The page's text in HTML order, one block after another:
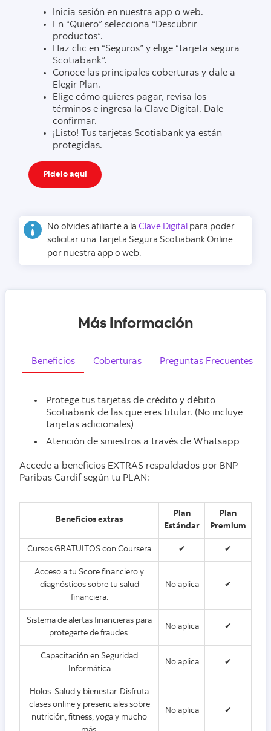
Inicia sesión en nuestra app o web.
En “Quiero” selecciona “Descubrir
productos”.
Haz clic en “Seguros” y elige “tarjeta segura
Scotiabank”.
Conoce las principales coberturas y dale a
Elegir Plan.
Elige cómo quieres pagar, revisa los
términos e ingresa la Clave Digital. Dale
confirmar.
¡Listo! Tus tarjetas Scotiabank ya están
protegidas.
Pídelo aquí
No olvides afiliarte a la Clave Digital para poder
solicitar una Tarjeta Segura Scotiabank Online
por nuestra app o web.
Más Información
Beneficios Coberturas Preguntas Frecuentes
Protege tus tarjetas de crédito y débito
Scotiabank de las que eres titular. (No incluye
tarjetas adicionales)
Atención de siniestros a través de Whatsapp
Accede a beneficios EXTRAS respaldados por BNP
Paribas Cardif según tu PLAN:
Beneficios extras
Plan
Estándar
Plan
Premium
Cursos GRATUITOS con Coursera ✔ ✔
Acceso a tu Score financiero y
diagnósticos sobre tu salud
financiera.
No aplica ✔
Sistema de alertas financieras para
protegerte de fraudes.
No aplica ✔
Capacitación en Seguridad
Informática
No aplica ✔
Holos: Salud y bienestar. Disfruta
clases online y presenciales sobre
nutrición, fitness, yoga y mucho
No aplica ✔